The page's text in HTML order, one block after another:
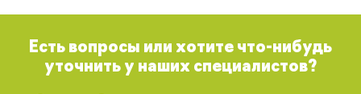
Есть вопросы или хотите что-нибудь
уточнить у наших специалистов?